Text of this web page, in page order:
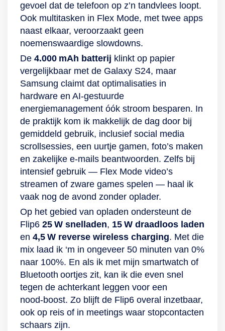
video’s bij weinig
licht. Ook ’s avonds
schiet je dus de
mooiste beelden.
Een veilig en sterk
toestel De Samsung
Galaxy Z Fold4 is
waterbestendig.
Gebruik hem rustig
als je in bad naar
een serie kijkt, op
het strand ligt of
door de regen loopt.
Laat je je toestel
nog wel is vallen?
Geen probleem voor
de valbestendige Z
Fold4. Hij is
namelijk uitgerust
aan voor- en
achterkant. Dit
beschermt hem
tegen krassen en
schrammen. Het
frame is gemaakt
geplaatst. Het is ook
leuk om met
meerdere vrienden
een groepsfoto of -
video te maken. De
frontcamera is slim
genoeg om deze
vanuit de juiste hoek
vast te leggen.
(On)zichtbare
beveiliging
Veiligheid staat
voorop bij deze
opvouwbare
Samsung-
smartphone. Naast
de anti-kraslaag
voor het display en
de behuizing
over een IPX8-
certificering. Een
hevige regenbui of
een duik in een
diepte tot 1,5 meter
voor 30 minuten
gevoel dat de telefoon op z’n tandvlees loopt.
Ook multitasken in Flex Mode, met twee apps
naast elkaar, veroorzaakt geen
noemenswaardige slowdowns.
De 4.000 mAh batterij klinkt op papier
vergelijkbaar met de Galaxy S24, maar
Samsung claimt dat optimalisaties in
hardware en AI‑gestuurde
energiemanagement óók stroom besparen. In
de praktijk kom ik makkelijk de dag door bij
gemiddeld gebruik, inclusief social media
scrollsessies, een uurtje gamen, foto’s maken
en zakelijke e‑mails beantwoorden. Zelfs bij
intensief gebruik — Flex Mode video’s
streamen of zware games spelen — haal ik
vaak nog de avond zonder oplader.
Op het gebied van opladen ondersteunt de
Flip6 25 W snelladen, 15 W draadloos laden
en 4,5 W reverse wireless charging. Met die
mix laad ik ‘m in ongeveer 50 minuten van 0%
naar 100%. En als ik met mijn smartwatch of
Bluetooth oortjes zit, kan ik die even snel
tegen de achterkant leggen voor een
nood‑boost. Zo blijft de Flip6 overal inzetbaar,
ook op reis of in meetings waar stopcontacten
schaars zijn.